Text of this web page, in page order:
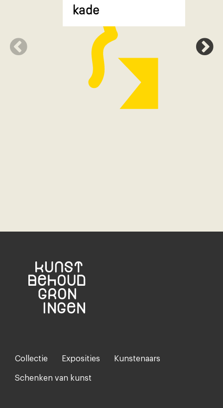
kade
Footer-
menu
Collectie Exposities Kunstenaars
Schenken van kunst